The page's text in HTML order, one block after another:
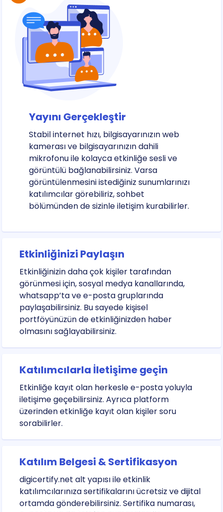
Yayını Gerçekleştir
Stabil internet hızı, bilgisayarınızın web
kamerası ve bilgisayarınızın dahili
mikrofonu ile kolayca etkinliğe sesli ve
görüntülü bağlanabilirsiniz. Varsa
görüntülenmesini istediğiniz sunumlarınızı
katılımcılar görebiliriz, sohbet
bölümünden de sizinle iletişim kurabilirler.
Etkinliğinizi Paylaşın
Etkinliğinizin daha çok kişiler tarafından
görünmesi için, sosyal medya kanallarında,
whatsapp’ta ve e-posta gruplarında
paylaşabilirsiniz. Bu sayede kişisel
portföyünüzün de etkinliğinizden haber
olmasını sağlayabilirsiniz.
Katılımcılarla İletişime geçin
Etkinliğe kayıt olan herkesle e-posta yoluyla
iletişime geçebilirsiniz. Ayrıca platform
üzerinden etkinliğe kayıt olan kişiler soru
sorabilirler.
Katılım Belgesi & Sertifikasyon
digicertify.net alt yapısı ile etkinlik
katılımcılarınıza sertifikalarını ücretsiz ve dijital
ortamda gönderebilirsiniz. Sertifika numarası,